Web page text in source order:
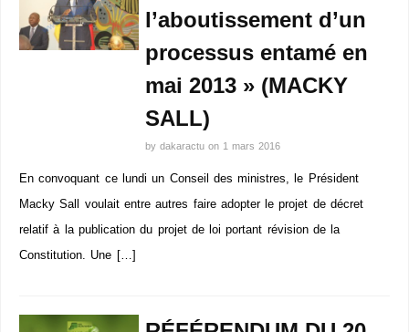
l’aboutissement d’un
processus entamé en
mai 2013 » (MACKY
SALL)
by dakaractu on 1 mars 2016
En convoquant ce lundi un Conseil des ministres, le Président
Macky Sall voulait entre autres faire adopter le projet de décret
relatif à la publication du projet de loi portant révision de la
Constitution. Une […]